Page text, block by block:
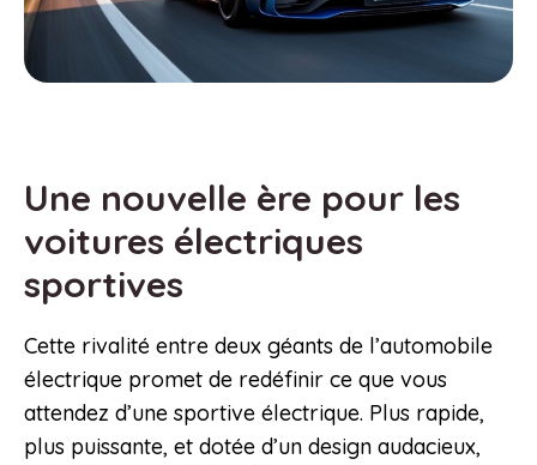
Une nouvelle ère pour les
voitures électriques
sportives
Cette rivalité entre deux géants de l’automobile
électrique promet de redéfinir ce que vous
attendez d’une sportive électrique. Plus rapide,
plus puissante, et dotée d’un design audacieux,